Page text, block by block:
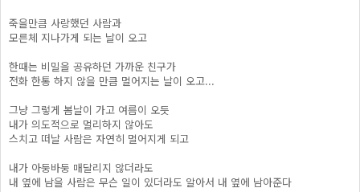
죽을만큼 사랑했던 사람과
모른체 지나가게 되는 날이 오고
한때는 비밀을 공유하던 가까운 친구가
전화 한통 하지 않을 만큼 멀어지는 날이 오고...
그냥 그렇게 봄날이 가고 여름이 오듯
내가 의도적으로 멀리하지 않아도
스치고 떠날 사람은 자연히 멀어지게 되고
내가 아둥바둥 매달리지 않더라도
내 옆에 남을 사람은 무슨 일이 있더라도 알아서 내 옆에 남아준다